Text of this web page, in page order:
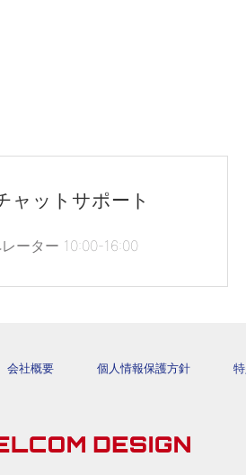
ャットサポート
ーター 10:00-16:00
会社概要 個人情報保護方針